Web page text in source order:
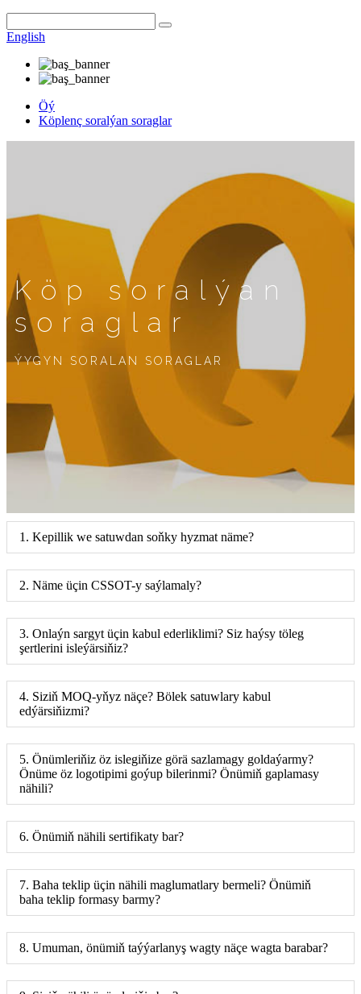
English
Öý
Köplenç soralýan soraglar
Köp soralýan
soraglar
ÝYGYN SORALAN SORAGLAR
1. Kepillik we satuwdan soňky hyzmat näme?
2. Näme üçin CSSOT-y saýlamaly?
3. Onlaýn sargyt üçin kabul ederliklimi? Siz haýsy töleg
şertlerini isleýärsiňiz?
4. Siziň MOQ-yňyz näçe? Bölek satuwlary kabul
edýärsiňizmi?
5. Önümleriňiz öz islegiňize görä sazlamagy goldaýarmy?
Önüme öz logotipimi goýup bilerinmi? Önümiň gaplamasy
nähili?
6. Önümiň nähili sertifikaty bar?
7. Baha teklip üçin nähili maglumatlary bermeli? Önümiň
baha teklip formasy barmy?
8. Umuman, önümiň taýýarlanyş wagty näçe wagta barabar?